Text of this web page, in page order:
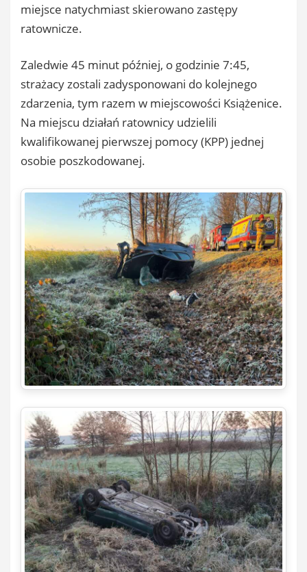
miejsce natychmiast skierowano zastępy
ratownicze.
Zaledwie 45 minut później, o godzinie 7:45,
strażacy zostali zadysponowani do kolejnego
zdarzenia, tym razem w miejscowości Książenice.
Na miejscu działań ratownicy udzielili
kwalifikowanej pierwszej pomocy (KPP) jednej
osobie poszkodowanej.